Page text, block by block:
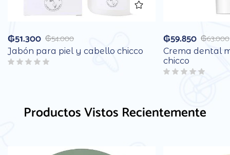
₲54.000
₲51.300
Jabón para piel y cabello chicco
₲63.000
₲59.850
Crema dental
chicco
Productos Vistos Recientemente